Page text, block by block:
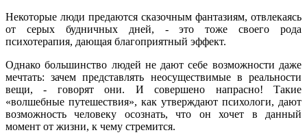
Некоторые люди предаются сказочным фантазиям, отвлекаясь
от серых будничных дней, - это тоже своего рода
психотерапия, дающая благоприятный эффект.
Однако большинство людей не дают себе возможности даже
мечтать: зачем представлять неосуществимые в реальности
вещи, - говорят они. И совершено напрасно! Такие
«волшебные путешествия», как утверждают психологи, дают
возможность человеку осознать, что он хочет в данный
момент от жизни, к чему стремится.